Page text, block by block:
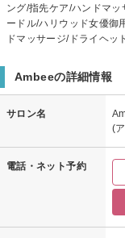
ング/指先ケア/ハンドマ
ードル/ハリウッド女優御
ドマッサージ/ドライヘッ
Ambeeの詳細情報
サロン名
(
電話・ネット予約